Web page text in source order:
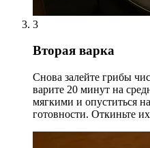
3
Вторая варка
Снова залейте грибы
варите 20 минут на
мягкими и опуститься
готовности. Откиньте